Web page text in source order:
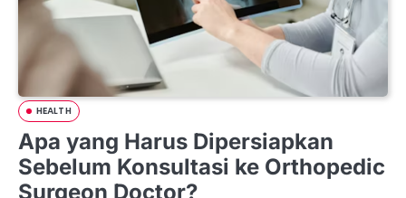
HEALTH
Apa yang Harus Dipersiapkan
Sebelum Konsultasi ke Orthopedic
Surgeon Doctor?